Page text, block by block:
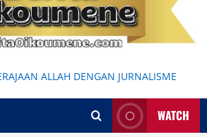
ALLAH DENGAN JURNALISME
WATCH